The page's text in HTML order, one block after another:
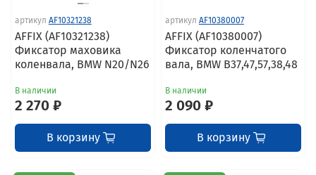
артикул AF10321238
AFFIX (AF10321238)
Фиксатор маховика
коленвала, BMW N20/N26
В наличии
2 270 ₽
В корзину
артикул AF10380007
AFFIX (AF10380007)
Фиксатор коленчатого
вала, BMW B37,47,57,38,48
В наличии
2 090 ₽
В корзину